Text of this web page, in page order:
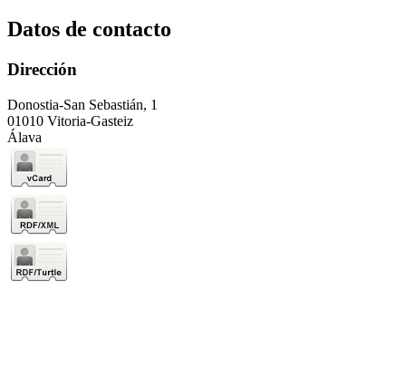
Datos de contacto
Dirección
Donostia-San Sebastián, 1
01010 Vitoria-Gasteiz
Álava